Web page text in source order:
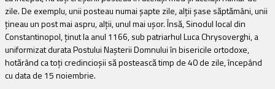
zile. De exemplu, unii posteau numai șapte zile, alții șase săptămâni, unii
țineau un post mai aspru, alții, unul mai ușor. Însă, Sinodul local din
Constantinopol, ținut la anul 1166, sub patriarhul Luca Chrysoverghi, a
uniformizat durata Postului Nașterii Domnului în bisericile ortodoxe,
hotărând ca toți credincioșii să postească timp de 40 de zile, începând
cu data de 15 noiembrie.